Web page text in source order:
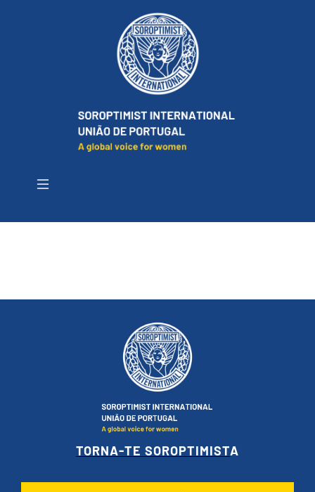
TORNA-TE SOROPTIMISTA